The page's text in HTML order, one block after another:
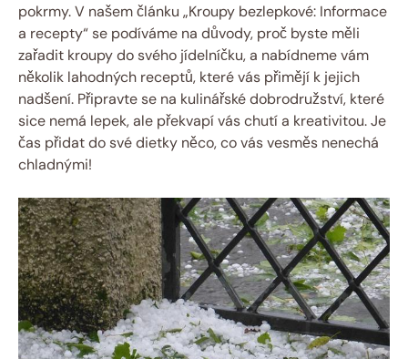
pokrmy. V našem článku „Kroupy bezlepkové: Informace
a recepty“ se podíváme na důvody, proč byste měli
zařadit kroupy do svého jídelníčku, a nabídneme vám
několik lahodných receptů, které vás přimějí k jejich
nadšení. Připravte se na kulinářské dobrodružství, které
sice nemá lepek, ale překvapí vás chutí a kreativitou. Je
čas přidat do své dietky něco, co vás vesměs nenechá
chladnými!